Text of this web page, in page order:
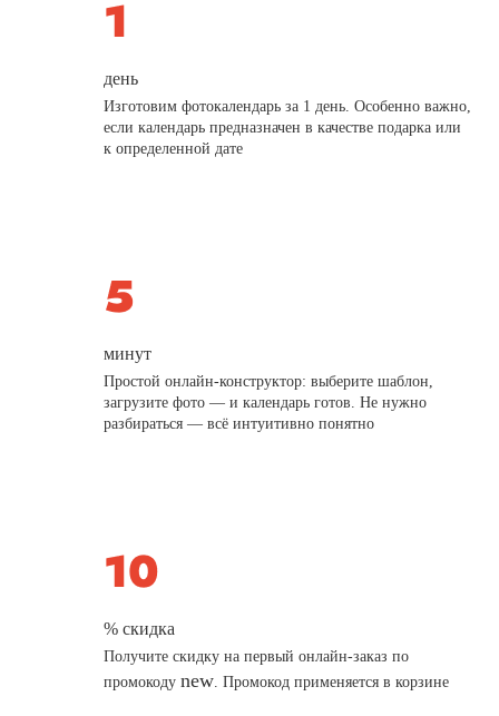
день
Изготовим фотокалендарь за 1 день. Особенно важно,
если календарь предназначен в качестве подарка или
к определенной дате
минут
Простой онлайн-конструктор: выберите шаблон,
загрузите фото — и календарь готов. Не нужно
разбираться — всё интуитивно понятно
% скидка
Получите скидку на первый онлайн-заказ по
промокодуnew. Промокод применяется в корзине